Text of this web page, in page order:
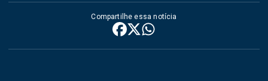
Compartilhe essa notícia